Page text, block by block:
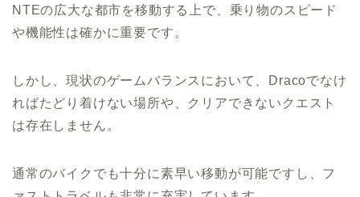
NTEの広大な都市を移動する上で、乗り物のスピード
や機能性は確かに重要です。
しかし、現状のゲームバランスにおいて、Dracoでなけ
ればたどり着けない場所や、クリアできないクエスト
は存在しません。
通常のバイクでも十分に素早い移動が可能ですし、フ